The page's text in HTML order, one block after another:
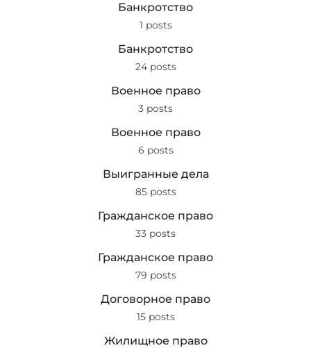
Банкротство
1 posts
Банкротство
24 posts
Военное право
3 posts
Военное право
6 posts
Выигранные дела
85 posts
Гражданское право
33 posts
Гражданское право
79 posts
Договорное право
15 posts
Жилищное право